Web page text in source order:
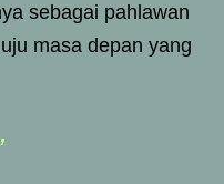
sebagai pahlawan
masa depan yang